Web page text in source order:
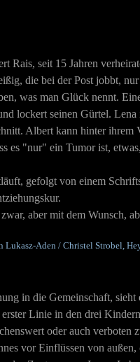
Rais, seit 15 Jahren
die bei der Post jobbt,
was man Glück nennt.
lockert seinen Gürtel.
Albert kann hinter
"nur" ein Tumor ist,
gefolgt von einem
aber mit dem Wunsch,
Lukasz-Aden / Christel Strobel,
in die Gemeinschaft,
Linie in den drei
oder auch verboten
vor Einflüssen von